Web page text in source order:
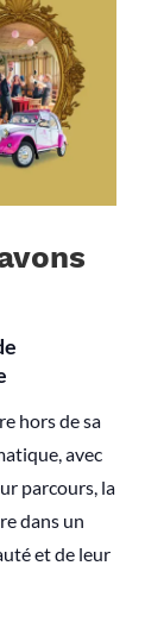
hors de sa
avec
parcours, la
dans un
et de leur